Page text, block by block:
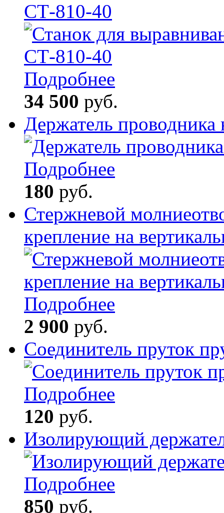
СТ-810-40
Подробнее
34 500 руб.
Держатель
Подробнее
180 руб.
Стержневой
крепление на
Подробнее
2 900 руб.
Соединитель пруток
Подробнее
120 руб.
Изолирующий
Подробнее
850 руб.